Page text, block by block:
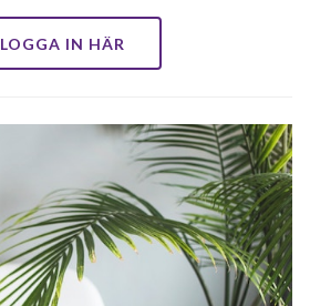
LOGGA IN HÄR